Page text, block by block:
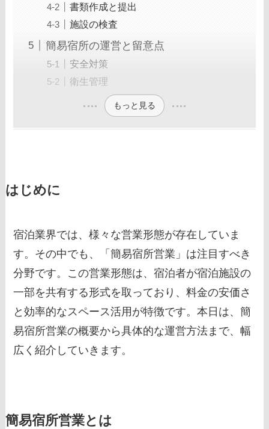
書類作成と提出
施設の検査
簡易宿所の運営と留意点
安全対策
衛生管理
もっと見る
はじめに
宿泊業界では、様々な営業形態が存在していま
す。その中でも、「簡易宿所営業」は注目すべき
分野です。この営業形態は、宿泊者が宿泊施設の
一部を共有する形式を取っており、料金の安価さ
と効率的なスペース活用が特徴です。本日は、簡
易宿所営業の概要から具体的な運営方法まで、幅
広く紹介していきます。
簡易宿所営業とは